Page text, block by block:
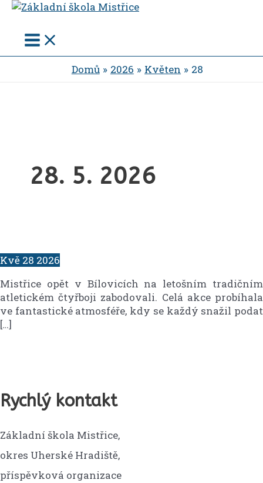
Přeskočit
obsah
Main
Menu
Domů 2026 Květen 28
28. 5. 2026
Mistřice opět v Bílovicích na letošním tradičním
atletickém čtyřboji zabodovali. Celá akce probíhala
ve fantastické atmosféře, kdy se každý snažil podat
[…]
Kvě 28 2026
Rychlý kontakt
Základní škola Mistřice,
okres Uherské Hradiště,
příspěvková organizace